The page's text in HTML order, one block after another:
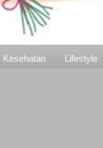
Kesehatan Lifestyle